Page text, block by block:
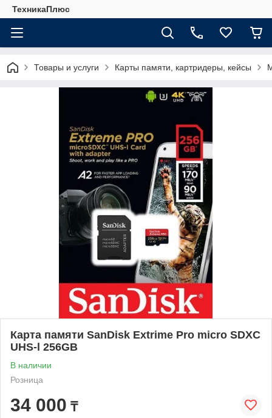
ТехникаПлюс
Товары и услуги Карты памяти, картридеры, кейсы
Карта памяти SanDisk Extrime Pro micro SDXC
UHS-l 256GB
В наличии
Розница
34 000 ₸